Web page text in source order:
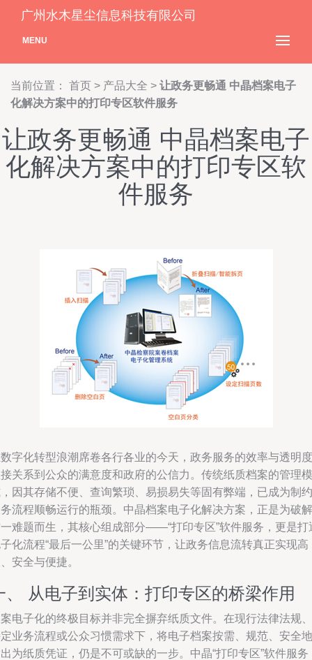
广州水木星尘信息科技有限公司
MENU
当前位置： 首页 > 产品大全 > 让政务更畅通 中晶档案电子
化解决方案中的打印专区软件服务
让政务更畅通 中晶档案电子
化解决方案中的打印专区软
件服务
字化转型浪潮席卷各行各业的今天，政务服务的效率与透明度
关系到公众的满意度和政府的公信力。传统纸质档案的管理模
因其存储不便、查询繁琐、易损易失等固有弊端，已成为制约
流程顺畅运行的瓶颈。中晶档案电子化解决方案，正是为破解
难题而生，其核心组成部分——“打印专区”软件服务，更是打
化流程“最后一公里”的关键环节，让政务信息流转真正实现高
安全与便捷。
、 从电子到实体：打印专区的桥梁作用
电子化的终极目标并非完全摒弃纸质文件。在现行法律法规、
业务流程或公众习惯需求下，将电子档案按需、规范、安全地
为纸质凭证，仍是不可或缺的一步。中晶“打印专区”软件服务